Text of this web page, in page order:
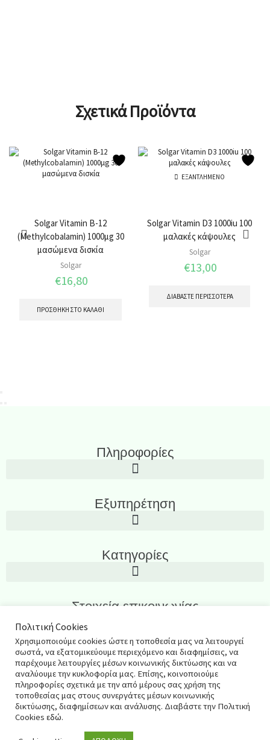
Σχετικά Προϊόντα
Solgar Vitamin B-12
(Methylcobalamin) 1000μg 30
μασώμενα δισκία
Solgar
€16,80
ΠΡΟΣΘΉΚΗ ΣΤΟ ΚΑΛΆΘΙ
ΕΞΑΝΤΛΗΜΈΝΟ
Solgar Vitamin D3 1000iu 100
μαλακές κάψουλες
Solgar
€13,00
ΔΙΑΒΆΣΤΕ ΠΕΡΙΣΣΌΤΕΡΑ
Πληροφορίες
Εξυπηρέτηση
Κατηγορίες
Στοιχεία επικοινωνίας
Λεωνίδα Ιασωνίδου 3, Περιοχή Καμάρα, Θεσσαλονίκη T.K.: 54635
2311270795
salespharmacyshop@gmail.com
© 2021 salespharmacy.gr – Σχεδιασμός & κατασκευή
ιστοσελίδαςRespect Web
Πολιτική Cookies
Χρησιμοποιούμε cookies ώστε η τοποθεσία μας να λειτουργεί
σωστά, να εξατομικεύουμε περιεχόμενο και διαφημίσεις, να
παρέχουμε λειτουργίες μέσων κοινωνικής δικτύωσης και να
αναλύουμε την κυκλοφορία μας. Επίσης, κοινοποιούμε
πληροφορίες σχετικά με την από μέρους σας χρήση της
τοποθεσίας μας στους συνεργάτες μέσων κοινωνικής
δικτύωσης, διαφημίσεων και ανάλυσης. Διαβάστε την Πολιτική
Cookies εδώ.